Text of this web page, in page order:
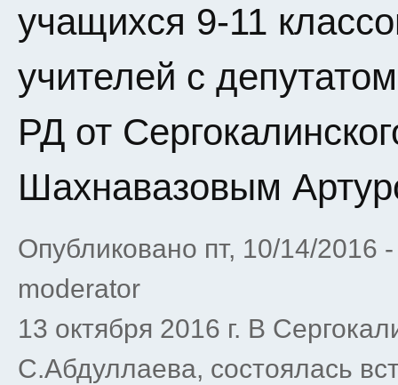
учащихся 9-11
учителей с
РД от
Шахнавазовым
Опубликовано пт, 10/14/2016
moderator
13 октября 2016 г. В
С.Абдуллаева, состоялась